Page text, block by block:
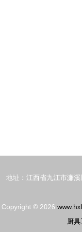
地址：江西省九江市濂
Copyright © 2026
厨